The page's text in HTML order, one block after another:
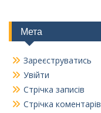
Мета
Зареєструватись
Увійти
Стрічка записів
Стрічка коментарів